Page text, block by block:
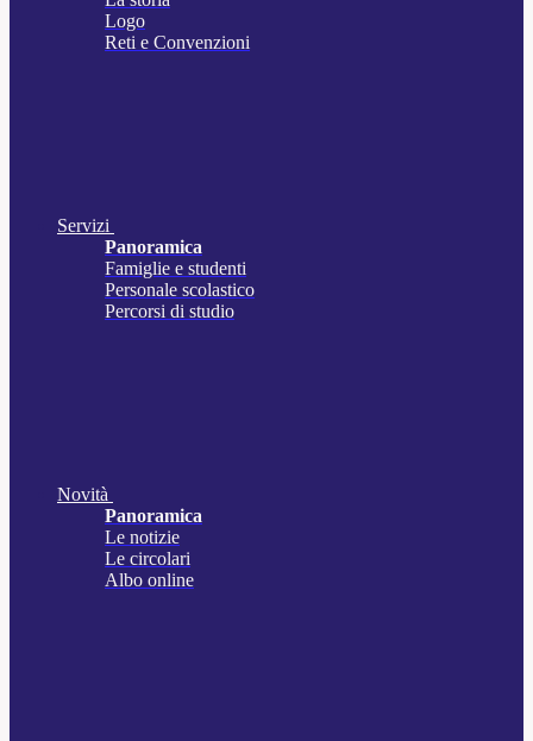
Logo
Reti e Convenzioni
Servizi
Panoramica
Famiglie e studenti
Personale scolastico
Percorsi di studio
Novità
Panoramica
Le notizie
Le circolari
Albo online